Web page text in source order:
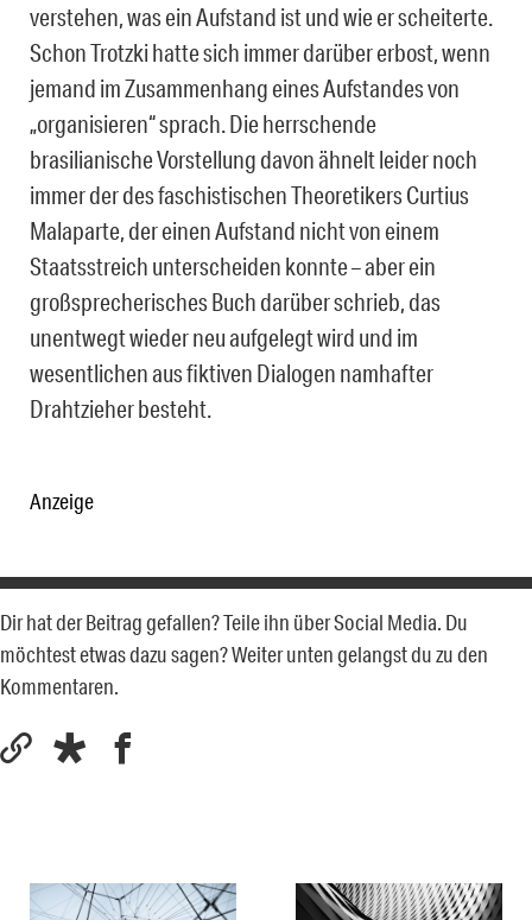
verstehen, was ein Aufstand ist und wie er scheiterte.
Schon Trotzki hatte sich immer darüber erbost, wenn
jemand im Zusammenhang eines Aufstandes von
„organisieren“ sprach. Die herrschende
brasilianische Vorstellung davon ähnelt leider noch
immer der des faschistischen Theoretikers Curtius
Malaparte, der einen Aufstand nicht von einem
Staatsstreich unterscheiden konnte – aber ein
großsprecherisches Buch darüber schrieb, das
unentwegt wieder neu aufgelegt wird und im
wesentlichen aus fiktiven Dialogen namhafter
Drahtzieher besteht.
Anzeige
Dir hat der Beitrag gefallen? Teile ihn über Social Media. Du
möchtest etwas dazu sagen? Weiter unten gelangst du zu den
Kommentaren.